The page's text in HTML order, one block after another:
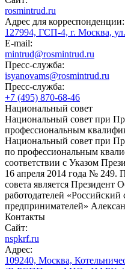
rosmintrud.ru
Адрес для корреспонденции:
127994, ГСП-4, г. Москва,
E-mail:
mintrud@rosmintrud.ru
Пресс-служба:
isyanovams@rosmintrud.ru
Пресс-служба:
+7 (495) 870-68-46
Национальный совет
Национальный совет при
профессиональным
Национальный совет при
по профессиональным
соответствии с Указом
16 апреля 2014 года № 249.
совета является Президент
работодателей
предпринимателей»
Контакты
Сайт:
nspkrf.ru
Адрес:
109240, Москва,